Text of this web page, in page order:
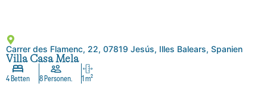
Carrer des Flamenc, 22, 07819 Jesús, Illes Balears, Spanien
Villa Casa Mela
4 Betten 8 Personen. 1 m²